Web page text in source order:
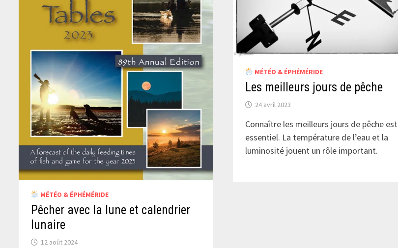
MÉTÉO & ÉPHÉMÉRIDE
Pêcher avec la lune et calendrier
lunaire
12 août 2024
MÉTÉO & ÉPHÉMÉRIDE
Les meilleurs jours de pêche
24 avril 2023
Connaître les meilleurs jours de pêche est
essentiel. La température de l’eau et la
luminosité jouent un rôle important.